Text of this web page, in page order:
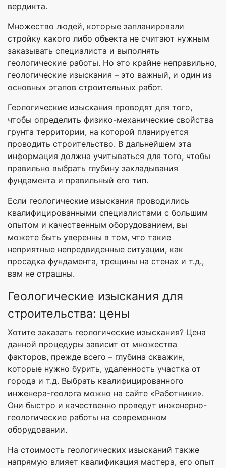
вердикта.
Множество людей, которые запланировали
стройку какого либо объекта не считают нужным
заказывать специалиста и выполнять
геологические работы. Но это крайне неправильно,
геологические изыскания – это важный, и один из
основных этапов строительных работ.
Геологические изыскания проводят для того,
чтобы определить физико-механические свойства
грунта территории, на которой планируется
проводить строительство. В дальнейшем эта
информация должна учитываться для того, чтобы
правильно выбрать глубину закладывания
фундамента и правильный его тип.
Если геологические изыскания проводились
квалифицированными специалистами с большим
опытом и качественным оборудованием, вы
можете быть уверенны в том, что такие
неприятные непредвиденные ситуации, как
просадка фундамента, трещины на стенах и т.д.,
вам не страшны.
Геологические изыскания для
строительства: цены
Хотите заказать геологические изыскания? Цена
данной процедуры зависит от множества
факторов, прежде всего – глубина скважин,
которые нужно бурить, удаленность участка от
города и т.д. Выбрать квалифицированного
инженера-геолога можно на сайте «Работники».
Они быстро и качественно проведут инженерно-
геологические работы на современном
оборудовании.
На стоимость геологических изысканий также
напрямую влияет квалификация мастера, его опыт